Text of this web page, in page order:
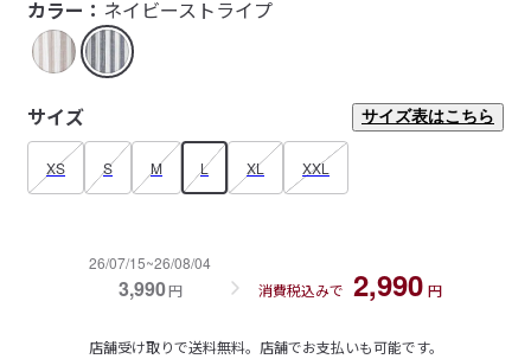
カラー： ネイビーストライプ
サイズ サイズ表はこちら
XS S M L XL XXL
26/07/15~26/08/04
3,990円 消費税込みで 2,990 円
店舗受け取りで送料無料。店舗でお支払いも可能です。